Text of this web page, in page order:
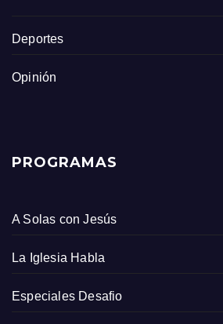
Deportes
Opinión
PROGRAMAS
A Solas con Jesús
La Iglesia Habla
Especiales Desafio